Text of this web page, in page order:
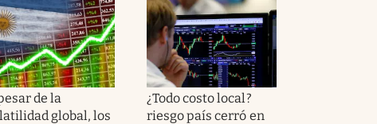
de la
global, los
¿Todo costo local?
riesgo país cerró en